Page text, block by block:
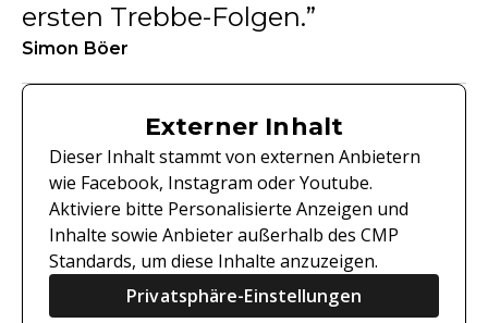
ersten Trebbe-Folgen.
Simon Böer
Externer Inhalt
Dieser Inhalt stammt von externen Anbietern
wie Facebook, Instagram oder Youtube.
Aktiviere bitte Personalisierte Anzeigen und
Inhalte sowie Anbieter außerhalb des CMP
Standards, um diese Inhalte anzuzeigen.
Privatsphäre-Einstellungen